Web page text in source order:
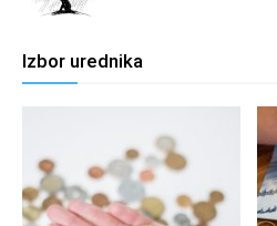
Izbor urednika